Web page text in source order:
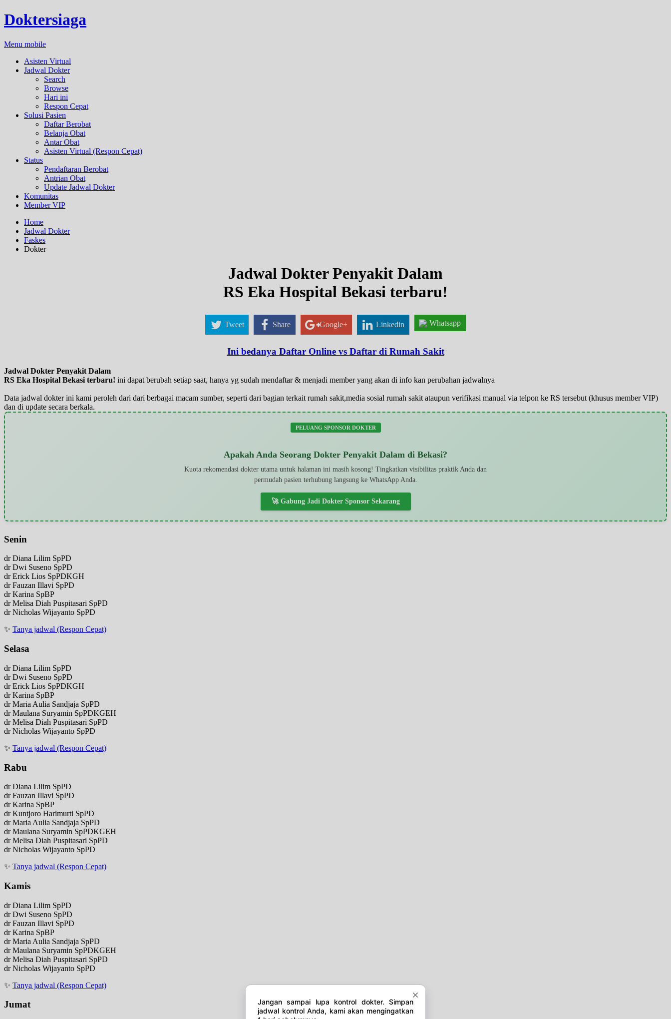
Doktersiaga
Menu mobile
Asisten Virtual
Jadwal Dokter
Search
Browse
Hari ini
Respon Cepat
Solusi Pasien
Daftar Berobat
Belanja Obat
Antar Obat
Asisten Virtual (Respon Cepat)
Status
Pendaftaran Berobat
Antrian Obat
Update Jadwal Dokter
Komunitas
Member VIP
Home
Jadwal Dokter
Faskes
Dokter
Jadwal Dokter Penyakit Dalam
RS Eka Hospital Bekasi terbaru!
Tweet Share Google+ Linkedin Whatsapp
Ini bedanya Daftar Online vs Daftar di Rumah Sakit
Jadwal Dokter Penyakit Dalam
RS Eka Hospital Bekasi terbaru! ini dapat berubah setiap saat, hanya yg sudah mendaftar & menjadi member yang akan di info kan perubahan jadwalnya
Data jadwal dokter ini kami peroleh dari dari berbagai macam sumber, seperti dari bagian terkait rumah sakit,media sosial rumah sakit ataupun verifikasi manual via telpon ke RS tersebut (khusus member VIP)
dan di update secara berkala.
PELUANG SPONSOR DOKTER
Apakah Anda Seorang Dokter Penyakit Dalam di Bekasi?
Kuota rekomendasi dokter utama untuk halaman ini masih kosong! Tingkatkan visibilitas praktik Anda dan
permudah pasien terhubung langsung ke WhatsApp Anda.
🚀 Gabung Jadi Dokter Sponsor Sekarang
Senin
dr Diana Lilim SpPD
dr Dwi Suseno SpPD
dr Erick Lios SpPDKGH
dr Fauzan Illavi SpPD
dr Karina SpBP
dr Melisa Diah Puspitasari SpPD
dr Nicholas Wijayanto SpPD
✨ Tanya jadwal (Respon Cepat)
Selasa
dr Diana Lilim SpPD
dr Dwi Suseno SpPD
dr Erick Lios SpPDKGH
dr Karina SpBP
dr Maria Aulia Sandjaja SpPD
dr Maulana Suryamin SpPDKGEH
dr Melisa Diah Puspitasari SpPD
dr Nicholas Wijayanto SpPD
✨ Tanya jadwal (Respon Cepat)
Rabu
dr Diana Lilim SpPD
dr Fauzan Illavi SpPD
dr Karina SpBP
dr Kuntjoro Harimurti SpPD
dr Maria Aulia Sandjaja SpPD
dr Maulana Suryamin SpPDKGEH
dr Melisa Diah Puspitasari SpPD
dr Nicholas Wijayanto SpPD
✨ Tanya jadwal (Respon Cepat)
Kamis
dr Diana Lilim SpPD
dr Dwi Suseno SpPD
dr Fauzan Illavi SpPD
dr Karina SpBP
dr Maria Aulia Sandjaja SpPD
dr Maulana Suryamin SpPDKGEH
dr Melisa Diah Puspitasari SpPD
dr Nicholas Wijayanto SpPD
✨ Tanya jadwal (Respon Cepat)
Jumat